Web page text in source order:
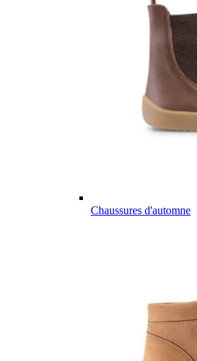
Chaussures d'automne